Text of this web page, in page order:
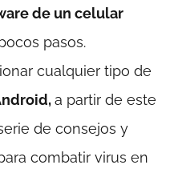
de un celular
pasos.
cualquier tipo de
a partir de este
de consejos y
combatir virus en